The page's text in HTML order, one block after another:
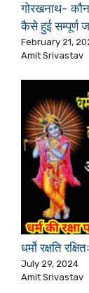
गोरखनाथ-
कैसे हुई सम्पूर्ण
February 21,
Amit Srivastav
धर्मो रक्षति
July 29, 2024
Amit Srivastav